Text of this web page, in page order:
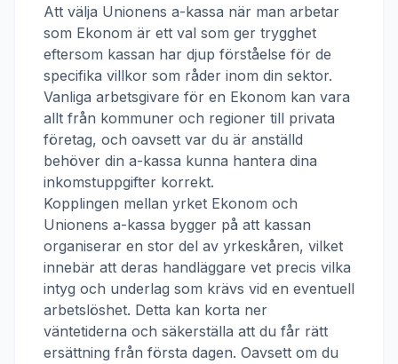
Att välja Unionens a-kassa när man arbetar
som Ekonom är ett val som ger trygghet
eftersom kassan har djup förståelse för de
specifika villkor som råder inom din sektor.
Vanliga arbetsgivare för en Ekonom kan vara
allt från kommuner och regioner till privata
företag, och oavsett var du är anställd
behöver din a-kassa kunna hantera dina
inkomstuppgifter korrekt.
Kopplingen mellan yrket Ekonom och
Unionens a-kassa bygger på att kassan
organiserar en stor del av yrkeskåren, vilket
innebär att deras handläggare vet precis vilka
intyg och underlag som krävs vid en eventuell
arbetslöshet. Detta kan korta ner
väntetiderna och säkerställa att du får rätt
ersättning från första dagen. Oavsett om du